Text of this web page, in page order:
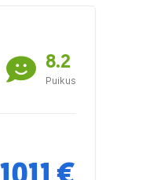
8.2
Puikus